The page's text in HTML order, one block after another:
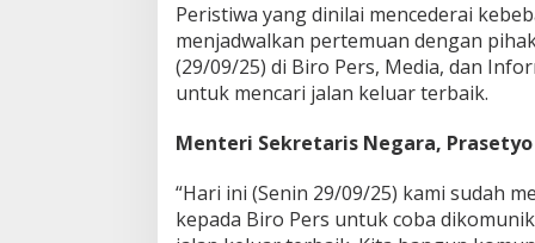
a
d
P
u
a
a
n
U
Peristiwa yang dinilai mencederai
menjadwalkan pertemuan dengan
(29/09/25) di Biro Pers, Media, dan
untuk mencari jalan keluar terbaik.
Menteri Sekretaris Negara,
“Hari ini (Senin 29/09/25) kami sudah
kepada Biro Pers untuk coba